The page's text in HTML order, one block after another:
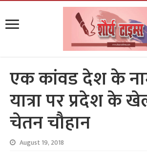
एक कांवड देश के
यात्रा पर प्रदेश के
चेतन चौहान
August 19, 2018